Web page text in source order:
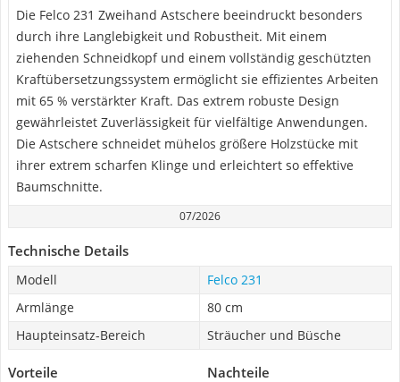
Die Felco 231 Zweihand Astschere beeindruckt besonders
durch ihre Langlebigkeit und Robustheit. Mit einem
ziehenden Schneidkopf und einem vollständig geschützten
Kraftübersetzungssystem ermöglicht sie effizientes Arbeiten
mit 65 % verstärkter Kraft. Das extrem robuste Design
gewährleistet Zuverlässigkeit für vielfältige Anwendungen.
Die Astschere schneidet mühelos größere Holzstücke mit
ihrer extrem scharfen Klinge und erleichtert so effektive
Baumschnitte.
07/2026
Technische Details
Modell
Felco 231
Armlänge
80 cm
Haupteinsatz-Bereich
Sträucher und Büsche
Vorteile Nachteile